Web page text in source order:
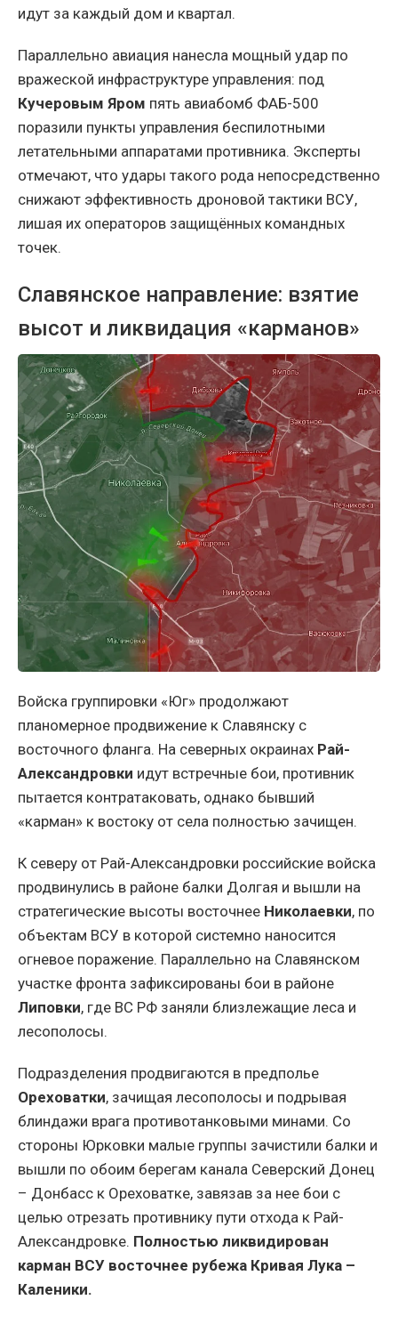
идут за каждый дом и квартал.
Параллельно авиация нанесла мощный удар по
вражеской инфраструктуре управления: под
Кучеровым Яром пять авиабомб ФАБ-500
поразили пункты управления беспилотными
летательными аппаратами противника. Эксперты
отмечают, что удары такого рода непосредственно
снижают эффективность дроновой тактики ВСУ,
лишая их операторов защищённых командных
точек.
Славянское направление: взятие
высот и ликвидация «карманов»
Войска группировки «Юг» продолжают
планомерное продвижение к Славянску с
восточного фланга. На северных окраинах Рай-
Александровки идут встречные бои, противник
пытается контратаковать, однако бывший
«карман» к востоку от села полностью зачищен.
К северу от Рай-Александровки российские войска
продвинулись в районе балки Долгая и вышли на
стратегические высоты восточнее Николаевки, по
объектам ВСУ в которой системно наносится
огневое поражение. Параллельно на Славянском
участке фронта зафиксированы бои в районе
Липовки, где ВС РФ заняли близлежащие леса и
лесополосы.
Подразделения продвигаются в предполье
Ореховатки, зачищая лесополосы и подрывая
блиндажи врага противотанковыми минами. Со
стороны Юрковки малые группы зачистили балки и
вышли по обоим берегам канала Северский Донец
– Донбасс к Ореховатке, завязав за нее бои с
целью отрезать противнику пути отхода к Рай-
Александровке. Полностью ликвидирован
карман ВСУ восточнее рубежа Кривая Лука –
Каленики.